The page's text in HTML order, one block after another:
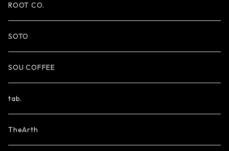
ROOT CO.
SOTO
SOU COFFEE
tab.
TheArth